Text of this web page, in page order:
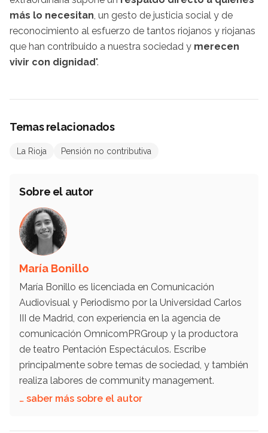
más lo necesitan , un gesto de justicia social y de
reconocimiento al esfuerzo de tantos riojanos y riojanas
que han contribuido a nuestra sociedad y merecen
vivir con dignidad".
Temas relacionados
La Rioja Pensión no contributiva
Sobre el autor
María Bonillo
María Bonillo es licenciada en Comunicación
Audiovisual y Periodismo por la Universidad Carlos
III de Madrid, con experiencia en la agencia de
comunicación OmnicomPRGroup y la productora
de teatro Pentación Espectáculos. Escribe
principalmente sobre temas de sociedad, y también
realiza labores de community management.
… saber más sobre el autor